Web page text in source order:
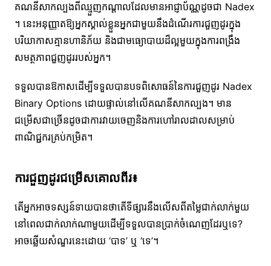
គណនីសាកល្បងពីឈ្មួញកណ្តាលដែលមានអាជ្ញាប័ណ្ណដូចជា Nadex
។ នេះអនុញ្ញាតឱ្យអ្នកស្គាល់ខ្លួនអ្នកជាមួយនឹងដំណើរការជួញដូរក្នុង
បរិយាកាសគ្មានហានិភ័យ និងជាមធ្យោបាយដ៏ល្អមួយក្នុងការពង្រឹង
សមត្ថភាពជួញដូររបស់អ្នក។
ទទួលបានឱកាសដើម្បីទទួលបានបទពិសោធន៍នៃការជួញដូរ Nadex
Binary Options ដោយផ្ទាល់នៅលើគណនីសាកល្បង។ មាន​
ជម្រើស​ជាច្រើន​ដូច​ជា​ការ​វាយ​ចេញ​និង​ការ​ហៅ​រាលដាល​សម្រាប់​
ពាណិជ្ជករ​គ្រប់​កម្រិត។
ការជួញដូរជម្រើសគោលពីរ៖
តើអ្នកអាចទស្សន៍ទាយបានថាតើទីផ្សារនឹងលើសពីតម្លៃជាក់លាក់មួយ
នៅពេលជាក់លាក់ណាមួយដើម្បីទទួលបានប្រាក់ចំណេញដែរឬទេ?
អាចឆ្លើយសំណួរនេះដោយ ‘បាទ’ ឬ ‘ទេ’។